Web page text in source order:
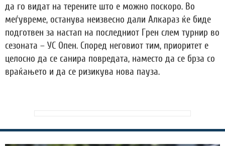
да го видат на терените што е можно поскоро. Во
меѓувреме, останува неизвесно дали Алкараз ќе биде
подготвен за настап на последниот Грен слем турнир во
сезоната – УС Опен. Според неговиот тим, приоритет е
целосно да се санира повредата, наместо да се брза со
враќањето и да се ризикува нова пауза.